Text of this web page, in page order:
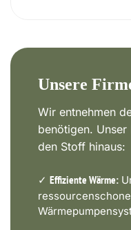
Unsere
Wir entnehmen
benötigen.
den Stoff hinaus:
✓ Effiziente Wärme: